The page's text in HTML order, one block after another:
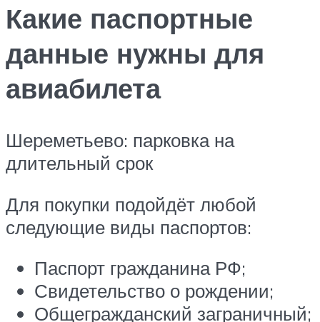
Какие паспортные
данные нужны для
авиабилета
Шереметьево: парковка на
длительный срок
Для покупки подойдёт любой
следующие виды паспортов:
Паспорт гражданина РФ;
Свидетельство о рождении;
Общегражданский заграничный;